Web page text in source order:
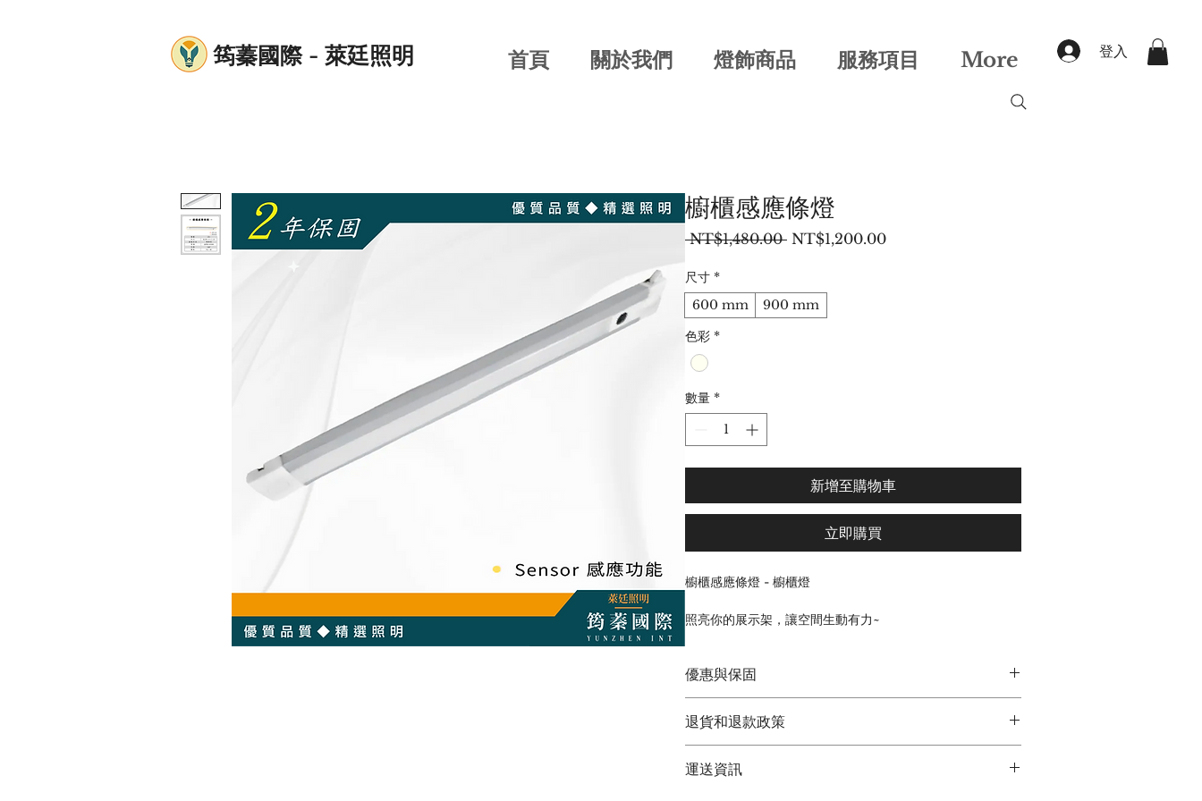
筠蓁國際 - 萊廷照明 首頁 關於我們 燈飾商品 服務項目 More 登入
櫥櫃感應條燈
NT$1,480.00 一
格
NT$1,200.00促
尺寸 *
600 mm
900 mm
色彩 *
數量 *
新增至購物車
立即購買
櫥櫃感應條燈 - 櫥櫃燈
照亮你的展示架，讓空間生動有力~
電壓 : 12v (需變壓器)
功率 : 9/12w
光效 : 80 lm/w
色溫 : 自然光
長度 : 60/90cm
優惠與保固
◆  現貨供應  ◆
◆  原廠保固兩年 ◆
◆  歡迎聊聊議價 ◆
退貨和退款政策
1.商品包裝請勿毀壞
運送資訊